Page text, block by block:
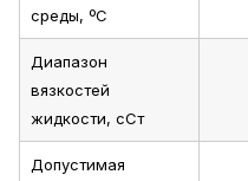
среды, ºС
Диапазон
вязкостей
жидкости, сСт
Допустимая